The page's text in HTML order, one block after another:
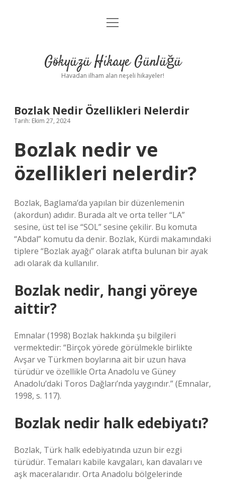
Anasayfa
Yasal Uyarı
menüyü
Gökyüzü Hikaye Günlüğü
Havadan ilham alan neşeli hikayeler!
Bozlak Nedir Özellikleri Nelerdir
Tarih: Ekim 27, 2024
Bozlak nedir ve
özellikleri nelerdir?
Bozlak, Baglama’da yapılan bir düzenlemenin
(akordun) adıdır. Burada alt ve orta teller “LA”
sesine, üst tel ise “SOL” sesine çekilir. Bu komuta
“Abdal” komutu da denir. Bozlak, Kürdi makamındaki
tiplere “Bozlak ayağı” olarak atıfta bulunan bir ayak
adı olarak da kullanılır.
Bozlak nedir, hangi yöreye
aittir?
Emnalar (1998) Bozlak hakkında şu bilgileri
vermektedir: “Birçok yörede görülmekle birlikte
Avşar ve Türkmen boylarına ait bir uzun hava
türüdür ve özellikle Orta Anadolu ve Güney
Anadolu’daki Toros Dağları’nda yaygındır.” (Emnalar,
1998, s. 117).
Bozlak nedir halk edebiyatı?
Bozlak, Türk halk edebiyatında uzun bir ezgi
türüdür. Temaları kabile kavgaları, kan davaları ve
aşk maceralarıdır. Orta Anadolu bölgelerinde